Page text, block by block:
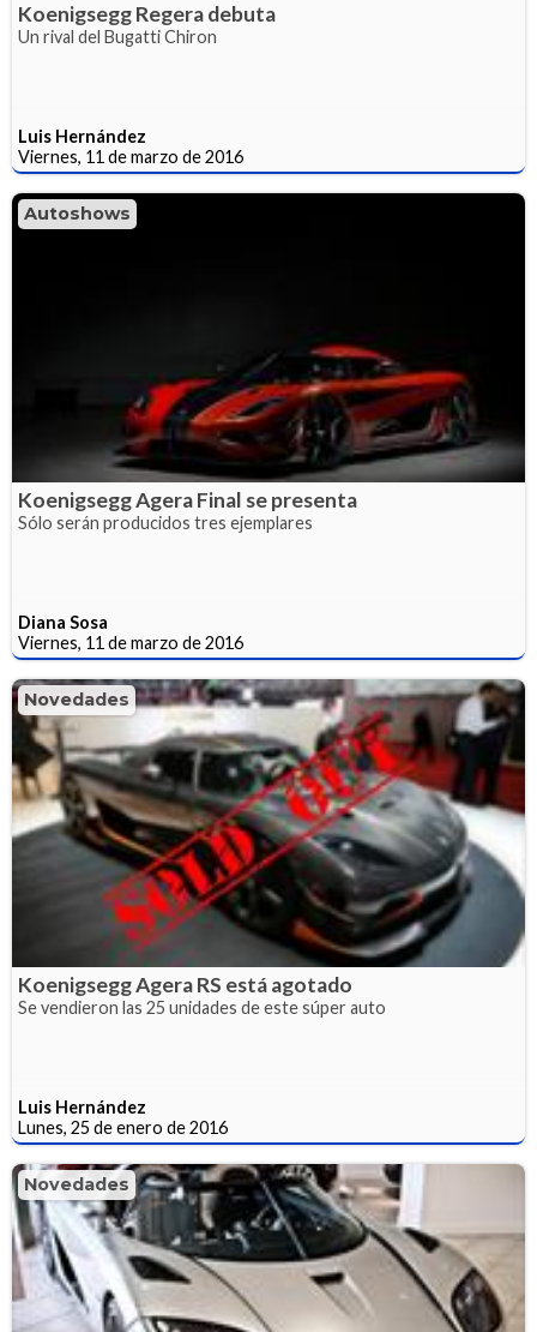
Koenigsegg Regera debuta
Un rival del Bugatti Chiron
Luis Hernández
Viernes, 11 de marzo de 2016
Autoshows
Koenigsegg Agera Final se presenta
Sólo serán producidos tres ejemplares
Diana Sosa
Viernes, 11 de marzo de 2016
Novedades
Koenigsegg Agera RS está agotado
Se vendieron las 25 unidades de este súper auto
Luis Hernández
Lunes, 25 de enero de 2016
Novedades